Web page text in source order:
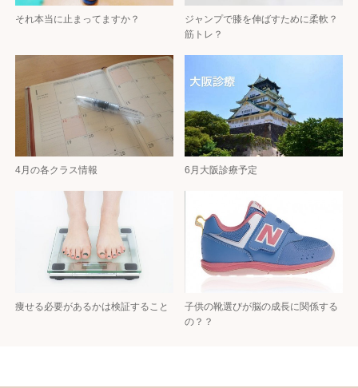
それ本当に止まってますか？
ジャンプで膝を伸ばすために柔軟？
筋トレ？
4月の各クラス情報 6月大阪診療予定
痩せる必要があるかは検証すること
子供の靴選びが脳の成長に関係する
の？？